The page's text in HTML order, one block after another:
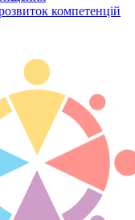
компетенцій